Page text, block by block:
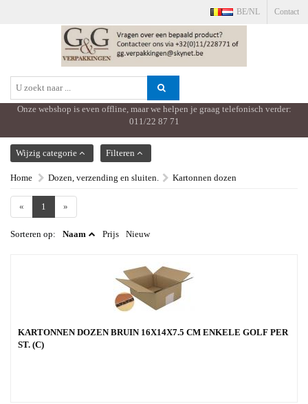
Contact
BE/NL
Onze webshop is even offline, maar we helpen je graag telefonisch verder:
011/22 87 71
TOON MENU
Wijzig categorie Filteren
Home Dozen, verzending en sluiten. Kartonnen dozen
« 1 »
Sorteren op: Naam Prijs Nieuw
KARTONNEN DOZEN BRUIN 16X14X7.5 CM ENKELE GOLF PER
ST. (C)